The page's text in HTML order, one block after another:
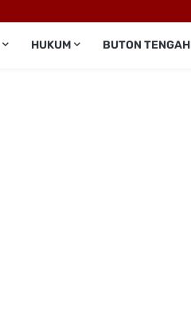
HUKUM BUTON TENGAH